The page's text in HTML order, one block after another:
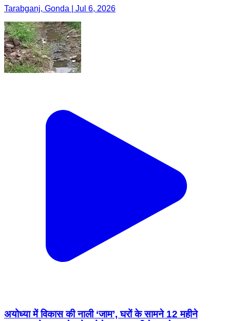
Tarabganj, Gonda | Jul 6, 2026
अयोध्या में विकास की नाली ‘जाम’, घरों के सामने 12 महीने